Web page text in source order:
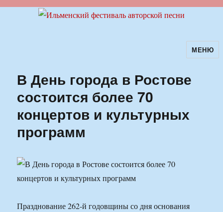
Ильменский фестиваль авторскойМЕНЮ
В День города в Ростове
состоится более 70
концертов и культурных
программ
Празднование 262-й годовщины со дня основания